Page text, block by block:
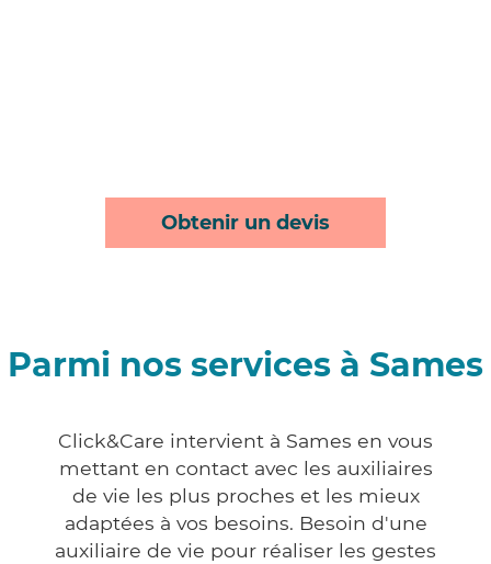
Obtenir un devis
Parmi nos services à Sames
Click&Care intervient à Sames en vous
mettant en contact avec les auxiliaires
de vie les plus proches et les mieux
adaptées à vos besoins. Besoin d'une
auxiliaire de vie pour réaliser les gestes